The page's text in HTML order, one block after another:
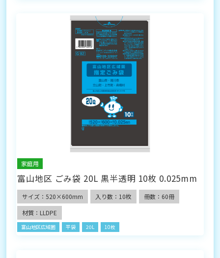
家庭用
富山地区 ごみ袋 20L 黒半透明 10枚 0.025mm
サイズ：520×600mm 入り数：10枚
冊数：60冊
材質：LLDPE
富山地区広域圏 平袋 20L 10枚